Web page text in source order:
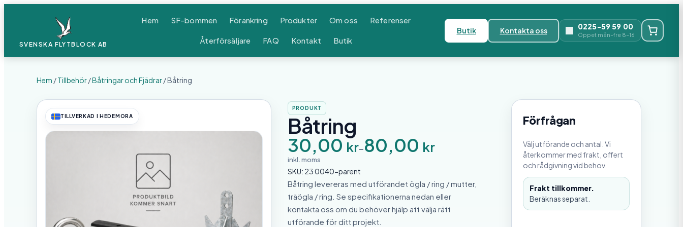
SVENSKA FLYTBLOCK AB
Hem SF-bommen Förankring Produkter Om oss Referenser
Återförsäljare FAQ Kontakt Butik
Butik Kontakta oss 0225-59 59 00
Öppet mån–fre 8–16
Hem /Tillbehör/Båtringar och Fjädrar/ Båtring
TILLVERKAD I HEDEMORA
PRODUKT
Båtring
30,00 kr–80,00 kr
P
r
i
s
i
n
e
r
inkl. moms
SKU: 23 0040-parent
Båtring levereras med utförandet ögla / ring / mutter,
träögla / ring. Se specifikationerna nedan eller
kontakta oss om du behöver hjälp att välja rätt
utförande för ditt projekt.
Förfrågan
Välj utförande och antal. Vi
återkommer med frakt, offert
och rådgivning vid behov.
Frakt tillkommer.
Beräknas separat.